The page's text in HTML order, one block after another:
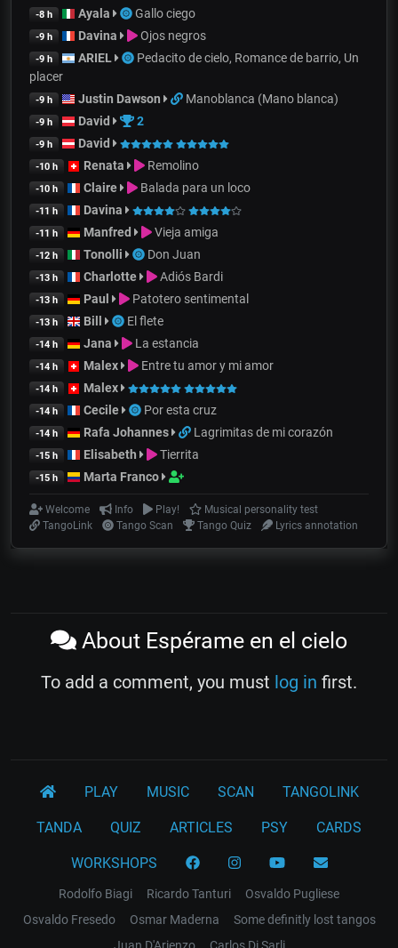
-8 h Ayala Gallo ciego
-9 h Davina Ojos negros
-9 h ARIEL
Pedacito de cielo, Romance de barrio, Un
placer
-9 h Justin Dawson Manoblanca (Mano blanca)
-9 h David 2
-9 h David
-10 h Renata Remolino
-10 h Claire Balada para un loco
-11 h Davina
-11 h Manfred Vieja amiga
-12 h Tonolli Don Juan
-13 h Charlotte Adiós Bardi
-13 h Paul Patotero sentimental
-13 h Bill El flete
-14 h Jana La estancia
-14 h Malex Entre tu amor y mi amor
-14 h Malex
-14 h Cecile Por esta cruz
-14 h Rafa Johannes Lagrimitas de mi corazón
-15 h Elisabeth Tierrita
-15 h Marta Franco
Welcome Info Play!
Musical personality test
TangoLink
Tango Scan Tango Quiz Lyrics annotation
About Espérame en el cielo
To add a comment, you must log in first.
PLAY MUSIC SCAN TANGOLINK
TANDA QUIZ ARTICLES PSY CARDS
WORKSHOPS
Rodolfo Biagi Ricardo Tanturi
Osvaldo Pugliese
Osvaldo Fresedo
Osmar Maderna
Some definitly lost tangos